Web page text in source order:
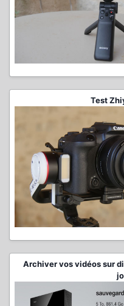
Test
Archiver vos vidéos sur